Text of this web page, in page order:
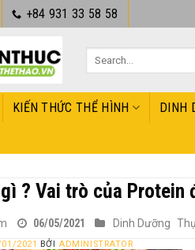
+84 931 33 58 58
KIẾN THỨC THỂ HÌNH DINH
? Vai trò của Protein
06/05/2021 Dinh Dưỡng
2021 BỞIADMINISTRATOR